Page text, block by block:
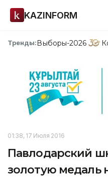
KAZINFORM
Тренды:Выборы-2026
01:38, 17 Июля 2016
Павлодарский
золотую медаль